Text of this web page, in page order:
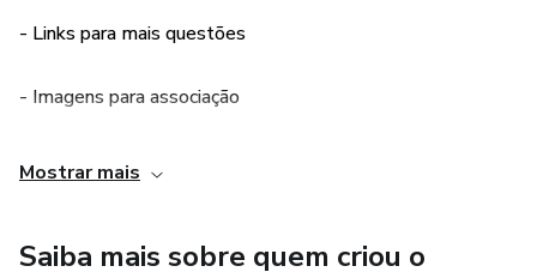
- Links para mais questões
- Imagens para associação
Mostrar mais
Saiba mais sobre quem criou o